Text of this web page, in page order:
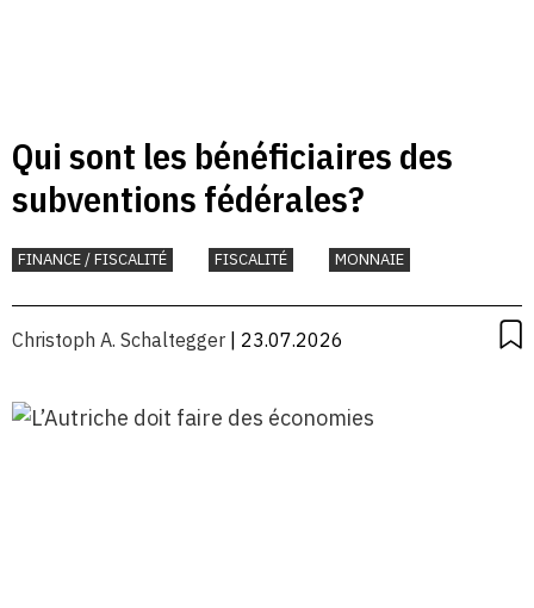
Qui sont les bénéficiaires des
subventions fédérales?
FINANCE / FISCALITÉ FISCALITÉ MONNAIE
Christoph A. Schaltegger | 23.07.2026